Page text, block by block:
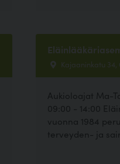
Kajaaninkatu 34,
Aukioloajat Ma-
09:00 - 14:00
vuonna 1984
terveyden- ja